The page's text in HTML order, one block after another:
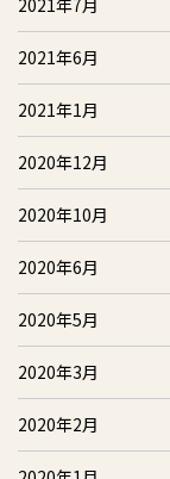
2021年7月
2021年6月
2021年1月
2020年12月
2020年10月
2020年6月
2020年5月
2020年3月
2020年2月